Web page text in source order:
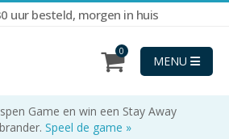
uur besteld, morgen in huis
0
MENU
Game en win een Stay Away
Speel de game »